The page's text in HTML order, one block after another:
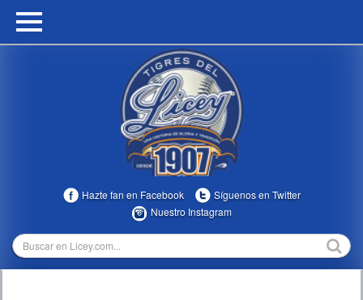
HOME
MULTIMEDIA
Hazte fan en Facebook
Síguenos en Twitter
Nuestro Instagram